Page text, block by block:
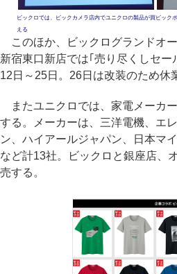
ビックロでは、ビックカメラ店内でユニクロの製品が買
える
ビック
このほか、ビックログランドオ
新宿東口新店では｢売り尽くしセー
12日～25日。26日は改装のため休
またユニクロでは、家電メーカ
する。メーカーは、三洋電機、エ
ン、ハイアールジャパン、日本マ
など計13社。ビックロと銀座店、
売する。